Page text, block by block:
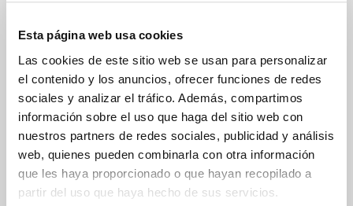
Esta página web usa cookies
Las cookies de este sitio web se usan para personalizar
el contenido y los anuncios, ofrecer funciones de redes
sociales y analizar el tráfico. Además, compartimos
información sobre el uso que haga del sitio web con
nuestros partners de redes sociales, publicidad y análisis
web, quienes pueden combinarla con otra información
que les haya proporcionado o que hayan recopilado a
partir del uso que haya hecho de sus servicios.
Islas Baleares
Islas Canarias
UNIÓN EUROPEA
24/48h